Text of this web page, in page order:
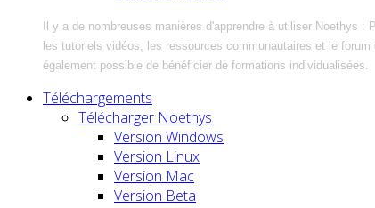
Il y a de nombreuses manières d'apprendre à utiliser Noethys :
les tutoriels vidéos, les ressources communautaires et le
également possible de bénéficier de formations individualisées.
Téléchargements
Télécharger Noethys
Version Windows
Version Linux
Version Mac
Version Beta